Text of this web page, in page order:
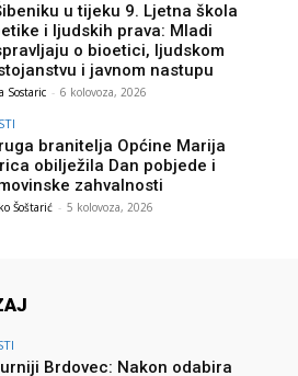
u tijeku 9. Ljetna škola
i ljudskih prava: Mladi
o bioetici, ljudskom
i javnom nastupu
Sostaric - 6 kolovoza, 2026
branitelja Općine Marija
obilježila Dan pobjede i
zahvalnosti
Šoštarić - 5 kolovoza, 2026
Brdovec: Nakon odabira